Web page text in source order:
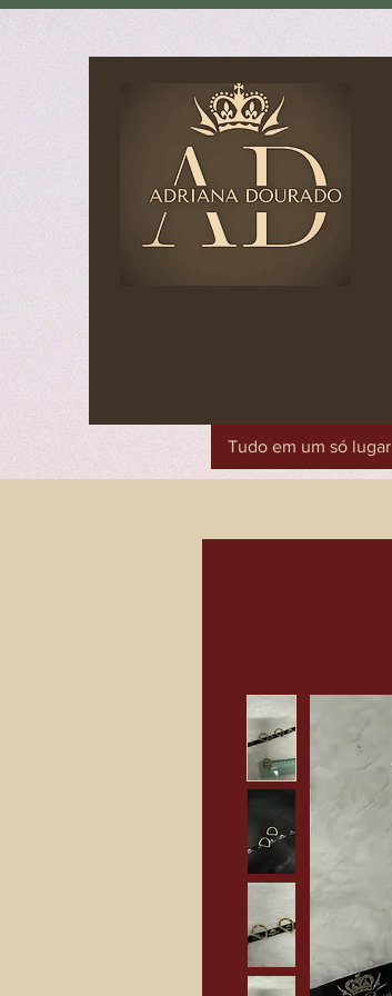
Tudo em um só lugar